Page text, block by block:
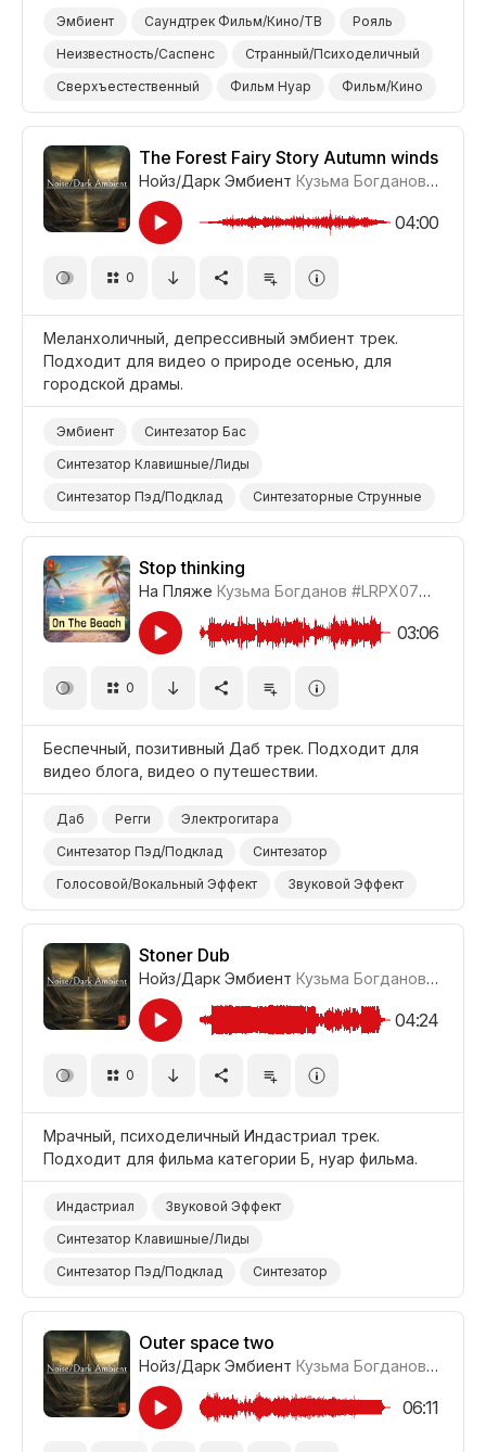
Эмбиент Саундтрек Фильм/Кино/ТВ
Рояль
Неизвестность/Саспенс
Странный/Психоделичный
Сверхъестественный
Фильм Нуар
Фильм/Кино
Драма Напряжение/Саспенс
The Forest Fairy Story Autumn winds
Нойз/Дарк Эмбиент Кузьма Богданов
04:00
0
Меланхоличный, депрессивный эмбиент трек.
Подходит для видео о природе осенью, для
городской драмы.
Эмбиент
Синтезатор Бас
Синтезатор Клавишные/Лиды
Синтезатор Пэд/Подклад
Синтезаторные Струнные
Синтезатор
Саунд-Дизайн
Звуковой Эффект
Рояль
Одинокий
Странный/Психоделичный
Странный/Непонятный
Меланхоличный
Природа
Драма Городская Драма
Stop thinking
На Пляже Кузьма Богданов #LRPX070_4
03:06
0
Беспечный, позитивный Даб трек. Подходит для
видео блога, видео о путешествии.
Даб Регги
Электрогитара
Синтезатор Пэд/Подклад
Синтезатор
Голосовой/Вокальный Эффект
Звуковой Эффект
Беспечный
Позитивный
Видеоблог
ПутешествиеStoner Dub
Нойз/Дарк Эмбиент Кузьма Богданов
04:24
0
Мрачный, психоделичный Индастриал трек.
Подходит для фильма категории Б, нуар фильма.
Индастриал
Звуковой Эффект
Синтезатор Клавишные/Лиды
Синтезатор Пэд/Подклад
Синтезатор
Барабаны и Перкуссия
Темный/Мрачный
Странный/Психоделичный
Фильм Нуар
Фильм Категории Б
Фильм/Кино
Outer space two
Нойз/Дарк Эмбиент Кузьма Богданов
06:11